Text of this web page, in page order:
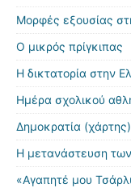
Μορφές εξουσίας
Ο μικρός πρίγκιπας
Η δικτατορία στην
Ημέρα σχολικού
Δημοκρατία (χάρτης)
Η μετανάστευση
«Αγαπητέ μου